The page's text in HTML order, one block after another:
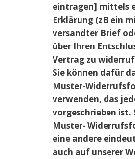
eintragen] mittels
Erklärung (zB ein
versandter Brief
über Ihren
Vertrag zu
Sie können dafür
Muster-
verwenden, das
vorgeschrieben ist.
Muster-
eine andere
auch auf unserer